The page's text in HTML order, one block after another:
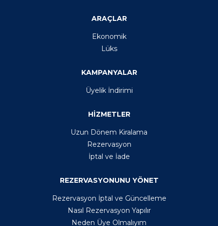
ARAÇLAR
Ekonomik
Lüks
KAMPANYALAR
Üyelik İndirimi
HİZMETLER
Uzun Dönem Kiralama
Rezervasyon
İptal ve İade
REZERVASYONUNU YÖNET
Rezervasyon İptal ve Güncelleme
Nasıl Rezervasyon Yapılır
Neden Üye Olmalıyım